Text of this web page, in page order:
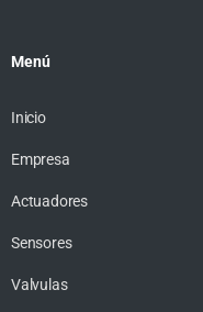
Menú
Inicio
Empresa
Actuadores
Sensores
Valvulas